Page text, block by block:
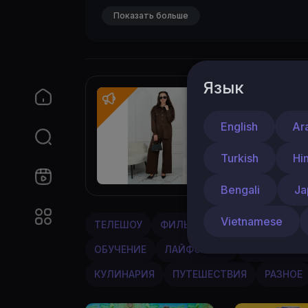
Показать больше
ТЕЛЕШОУ ФИЛЬМЫ МУЗЫКА
ОБУЧЕНИЕ ЛАЙФСТАЙЛ
КУЛИНАРИЯ ПУТЕШЕСТВИЯ РАЗНОЕ
Язык
English
Turkish
Bengali
Vietnamese